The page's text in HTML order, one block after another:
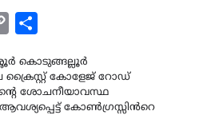
Copy
കൊടുങ്ങല്ലൂർ
ക്രൈസ്റ്റ് കോളേജ് റോഡ്
ശോചനീയാവസ്ഥ
കോൺഗ്രസ്സിൻറെ